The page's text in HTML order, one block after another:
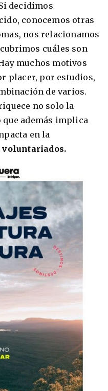
de
cualificados
de inglés
en Cork
Términos y
decidimos
conocemos otras
nos relacionamos
cuáles son
muchos motivos
placer, por estudios,
de varios.
no solo la
además implica
en la
voluntariados.